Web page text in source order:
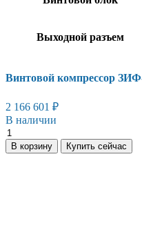
Выходной разъем
Винтовой компрессор
2 166 601 ₽
В наличии
Винтовой
компрессор
ЗИФ-
В корзину Купить сейчас